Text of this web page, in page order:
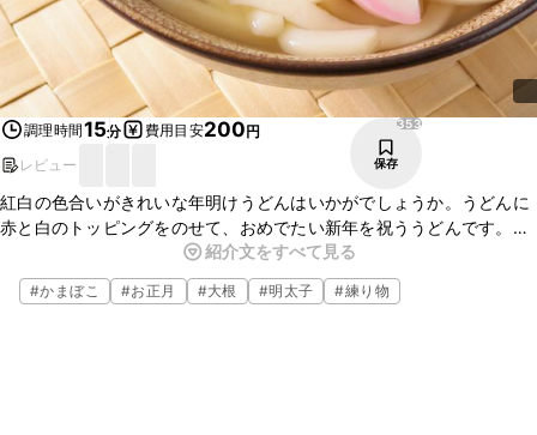
調理時間15分 費用目安200円
レビュー
353
保存
紅白の色合いがきれいな年明けうどんはいかがでしょうか。うどんに
赤と白のトッピングをのせて、おめでたい新年を祝ううどんです。
さっぱりとしながらもコクのある味わいがおいしい一品なので、ぜひ
お試しくださいね。
紹介文をすべて見る
#かまぼこ #お正月 #大根 #明太子 #練り物